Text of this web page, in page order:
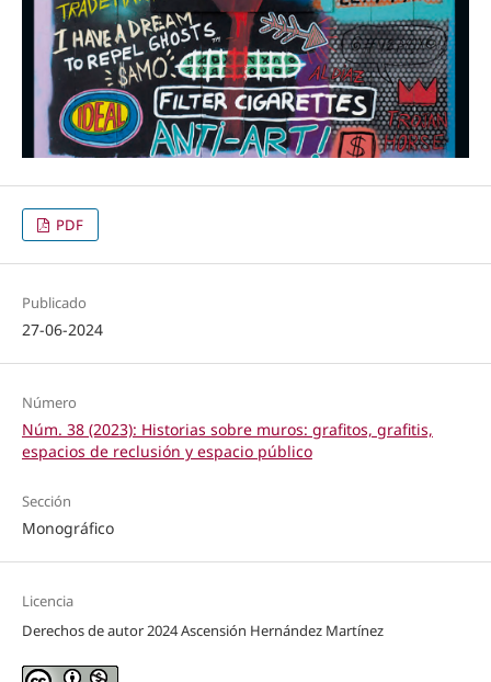
PDF
Publicado
27-06-2024
Número
Núm. 38 (2023): Historias sobre muros: grafitos, grafitis,
espacios de reclusión y espacio público
Sección
Monográfico
Licencia
Derechos de autor 2024 Ascensión Hernández Martínez